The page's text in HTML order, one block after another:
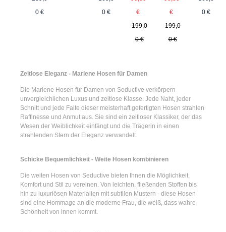
0 €
0 €
€
Regulärer Preis:
199,0
0 €
€
Regulärer Preis:
199,0
0 €
0 €
Zeitlose Eleganz - Marlene Hosen für Damen
Die Marlene Hosen für Damen von Seductive verkörpern
unvergleichlichen Luxus und zeitlose Klasse. Jede Naht, jeder
Schnitt und jede Falte dieser meisterhaft gefertigten Hosen strahlen
Raffinesse und Anmut aus. Sie sind ein zeitloser Klassiker, der das
Wesen der Weiblichkeit einfängt und die Trägerin in einen
strahlenden Stern der Eleganz verwandelt.
Schicke Bequemlichkeit - Weite Hosen kombinieren
Die weiten Hosen von Seductive bieten Ihnen die Möglichkeit,
Komfort und Stil zu vereinen. Von leichten, fließenden Stoffen bis
hin zu luxuriösen Materialien mit subtilen Mustern - diese Hosen
sind eine Hommage an die moderne Frau, die weiß, dass wahre
Schönheit von innen kommt.